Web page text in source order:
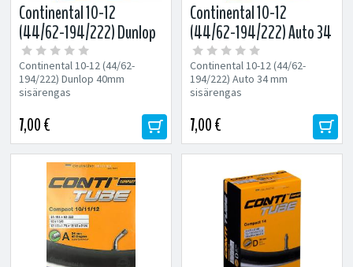
Continental 10-12
(44/62-194/222) Dunlop
26mm sisärengas
Continental 10-12 (44/62-
194/222) Dunlop 40mm
sisärengas
7,00 €
Continental 10-12
(44/62-194/222) Auto 34
mm sisärengas
Continental 10-12 (44/62-
194/222) Auto 34 mm
sisärengas
7,00 €